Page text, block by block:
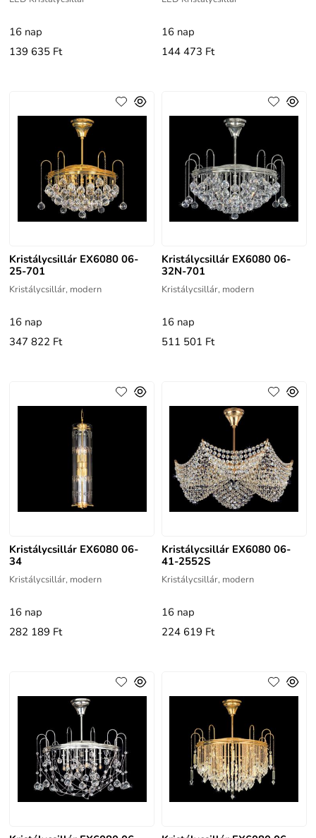
16 nap
139 635 Ft
16 nap
144 473 Ft
Kristálycsillár EX6080 06-
25-701
Kristálycsillár, modern
16 nap
347 822 Ft
Kristálycsillár EX6080 06-
32N-701
Kristálycsillár, modern
16 nap
511 501 Ft
Kristálycsillár EX6080 06-
34
Kristálycsillár, modern
16 nap
282 189 Ft
Kristálycsillár EX6080 06-
41-2552S
Kristálycsillár, modern
16 nap
224 619 Ft